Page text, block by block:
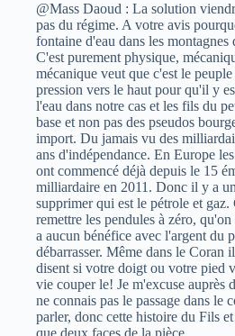
@Mass Daoud : La solution
pas du régime. A votre avis
fontaine d'eau dans les montagnes
C'est purement physique,
mécanique veut que c'est le
pression vers le haut pour qu'il y
l'eau dans notre cas et les fils du
base et non pas des pseudos
import. Du jamais vu des
ans d'indépendance. En Europe
ont commencé déjà depuis le 15
milliardaire en 2011. Donc il y a
supprimer qui est le pétrole et
remettre les pendules à zéro,
a aucun bénéfice avec l'argent du
débarrasser. Même dans le Coran
disent si votre doigt ou votre pied
vie couper le! Je m'excuse auprès
ne connais pas le passage dans le
parler, donc cette histoire du Fils